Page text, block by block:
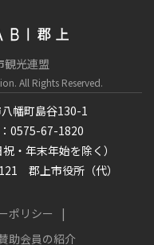
観光連盟
All Rights Reserved.
幡町島谷130-1
0575-67-1820
・年末年始を除く）
郡上市役所（代）
ポリシー
助会員の紹介